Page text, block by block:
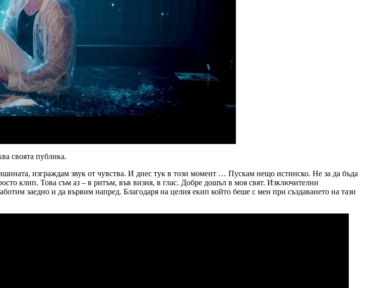
своята публика.
изграждам звук от чувства. И днес тук в този момент … Пускам нещо истинско. Не за да бъда
клип. Това съм аз – в ритъм, във визия, в глас. Добре дошъл в моя свят. Изключителни
заедно и да вървим напред. Благодаря на целия екип който беше с мен при създаването на тази